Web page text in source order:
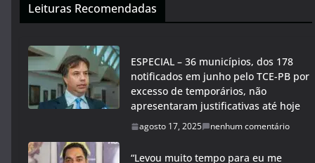
Leituras Recomendadas
ESPECIAL – 36 municípios, dos 178
notificados em junho pelo TCE-PB por
excesso de temporários, não
apresentaram justificativas até hoje
agosto 17, 2025 nenhum comentário
“Levou muito tempo para eu me